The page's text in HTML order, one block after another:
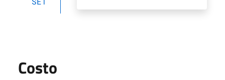
Costo